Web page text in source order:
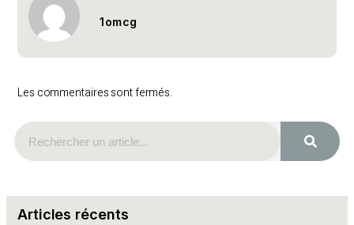
1omcg
Les commentaires sont fermés.
Articles récents